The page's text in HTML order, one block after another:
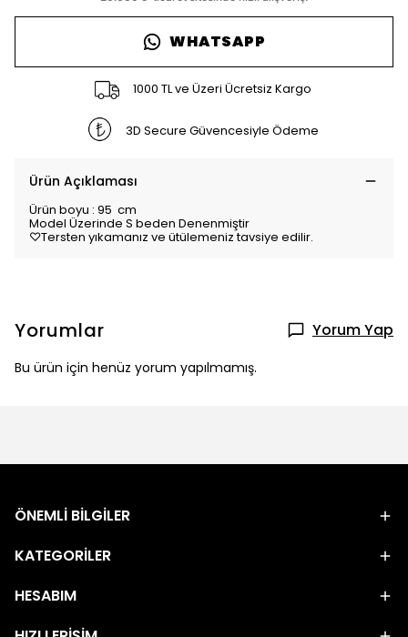
WHATSAPP
1000 TL ve Üzeri Ücretsiz Kargo
3D Secure Güvencesiyle Ödeme
Ürün Açıklaması
Ürün boyu : 95 cm
Model Üzerinde S beden Denenmiştir
♡Tersten yıkamanız ve ütülemeniz tavsiye edilir.
Yorumlar Yorum Yap
Bu ürün için henüz yorum yapılmamış.
ÖNEMLİ BİLGİLER
KATEGORİLER
HESABIM